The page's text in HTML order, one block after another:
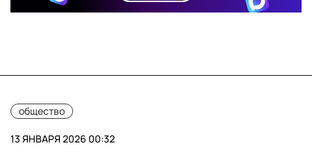
общество
13 ЯНВАРЯ 2026 00:32